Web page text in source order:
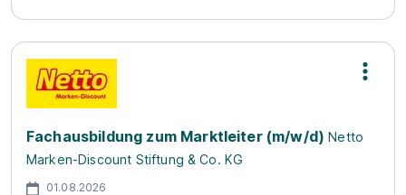
Fachausbildung zum Marktleiter (m/w/d) Netto
Marken-Discount Stiftung & Co. KG
01.08.2026